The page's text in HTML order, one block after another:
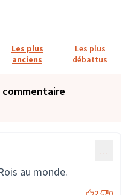
Les plus
anciens
Les plus
débattus
commentaire
…
au monde.